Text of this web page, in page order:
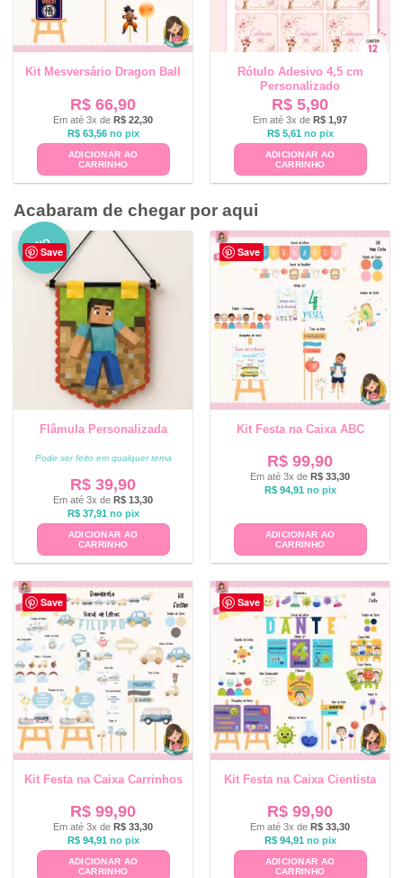
Kit Mesversário Dragon Ball
R$ 66,90
Em até 3x de R$ 22,30
R$63,56 no pix
ADICIONAR AO
CARRINHO
Rótulo Adesivo 4,5 cm
Personalizado
R$ 5,90
Em até 3x de R$ 1,97
R$5,61 no pix
ADICIONAR AO
CARRINHO
Acabaram de chegar por aqui
Save
NO
VO
Flâmula Personalizada
Pode ser feito em qualquer tema
R$ 39,90
Em até 3x de R$ 13,30
R$37,91 no pix
ADICIONAR AO
CARRINHO
Save
Kit Festa na Caixa ABC
R$ 99,90
Em até 3x de R$ 33,30
R$94,91 no pix
ADICIONAR AO
CARRINHO
Save
Kit Festa na Caixa Carrinhos
R$ 99,90
Em até 3x de R$ 33,30
R$94,91 no pix
ADICIONAR AO
CARRINHO
Save
Kit Festa na Caixa Cientista
R$ 99,90
Em até 3x de R$ 33,30
R$94,91 no pix
ADICIONAR AO
CARRINHO